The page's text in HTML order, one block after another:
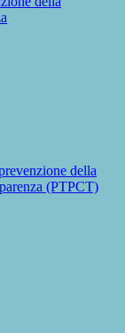
della
(PTPCT)